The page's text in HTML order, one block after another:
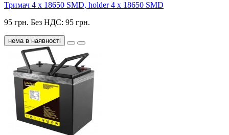
Тримач 4 х 18650 SMD, holder 4 x 18650 SMD
95 грн. Без НДС: 95 грн.
нема в наявності